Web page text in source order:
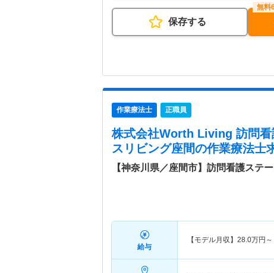
保存する
作業療法士 正職員
株式会社Worth Living 訪問看
スリビング座間の作業療法士
【神奈川県／座間市】訪問看護ステ
給与
【モデル月収】 28.0万円～